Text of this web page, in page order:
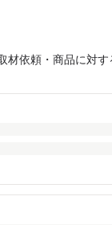
材依頼・商品に対